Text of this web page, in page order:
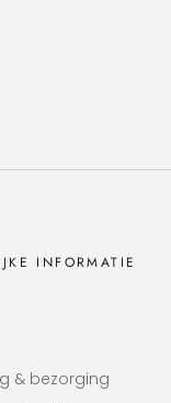
INFORMATIE
& bezorging